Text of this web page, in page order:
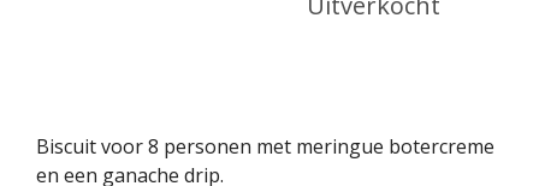
Biscuit voor 8 personen met meringue botercreme
en een ganache drip.